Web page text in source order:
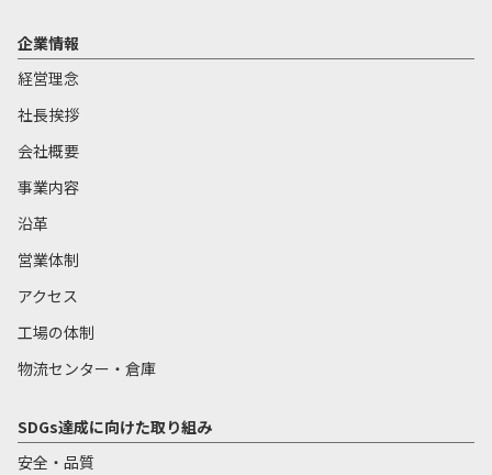
企業情報
経営理念
社長挨拶
会社概要
事業内容
沿革
営業体制
アクセス
工場の体制
物流センター・倉庫
SDGs達成に向けた取り組み
安全・品質